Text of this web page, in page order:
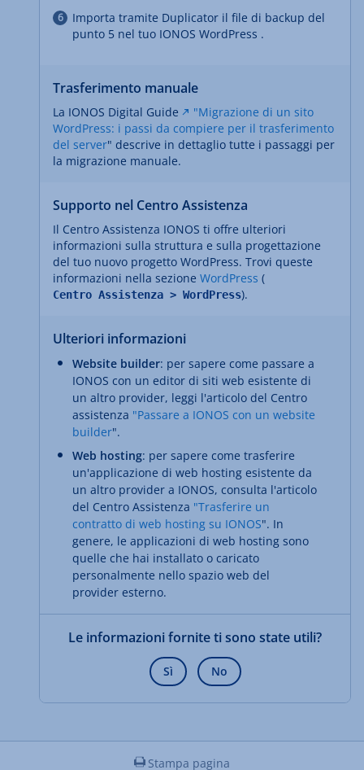
Importa tramite Duplicator il file di backup del
punto 5 nel tuo IONOS WordPress .
Trasferimento manuale
La IONOS Digital Guide
"Migrazione di un sito
WordPress: i passi da compiere per il trasferimento
del server" descrive in dettaglio tutte i passaggi per
la migrazione manuale.
Supporto nel Centro Assistenza
Il Centro Assistenza IONOS ti offre ulteriori
informazioni sulla struttura e sulla progettazione
del tuo nuovo progetto WordPress. Trovi queste
informazioni nella sezione WordPress (
Centro Assistenza > WordPress).
Ulteriori informazioni
Website builder: per sapere come passare a
IONOS con un editor di siti web esistente di
un altro provider, leggi l'articolo del Centro
assistenza "Passare a IONOS con un website
builder".
Web hosting: per sapere come trasferire
un'applicazione di web hosting esistente da
un altro provider a IONOS, consulta l'articolo
del Centro Assistenza "Trasferire un
contratto di web hosting su IONOS". In
genere, le applicazioni di web hosting sono
quelle che hai installato o caricato
personalmente nello spazio web del
provider esterno.
Le informazioni fornite ti sono state utili?
Sì No
Stampa pagina